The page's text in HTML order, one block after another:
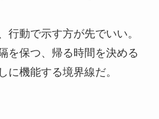
行動で示す方が先でいい。
を保つ、帰る時間を決める
機能する境界線だ。